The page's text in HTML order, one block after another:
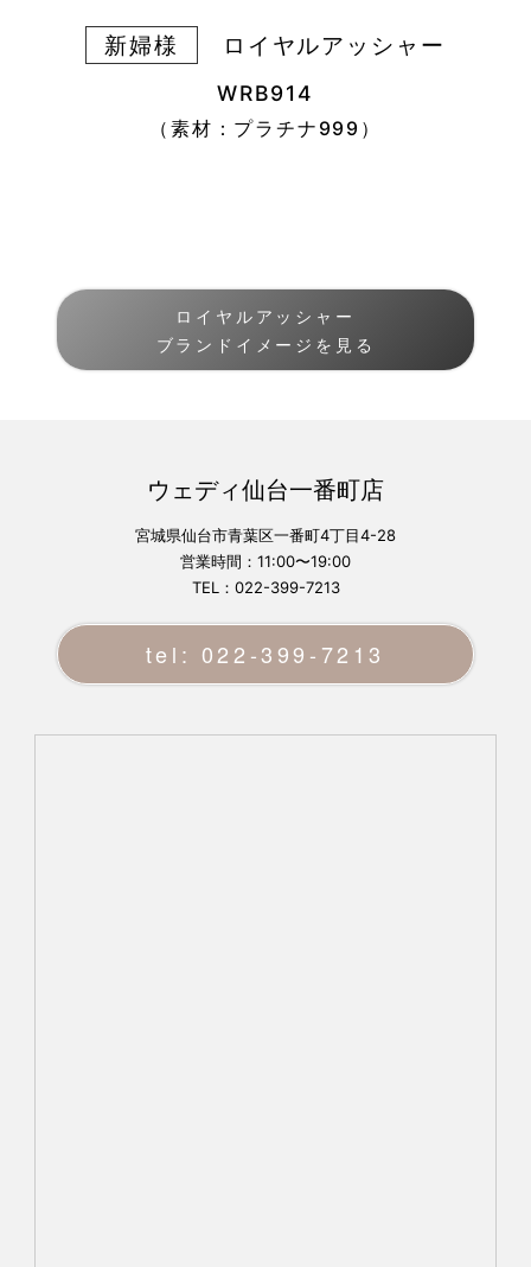
新婦様 ロイヤルアッシャー
WRB914
（素材：プラチナ999 ）
ロイヤルアッシャー
ブランドイメージを見る
ウェディ仙台一番町店
宮城県仙台市青葉区一番町4丁目4-28
営業時間：11:00〜19:00
TEL：022-399-7213
tel: 022-399-7213